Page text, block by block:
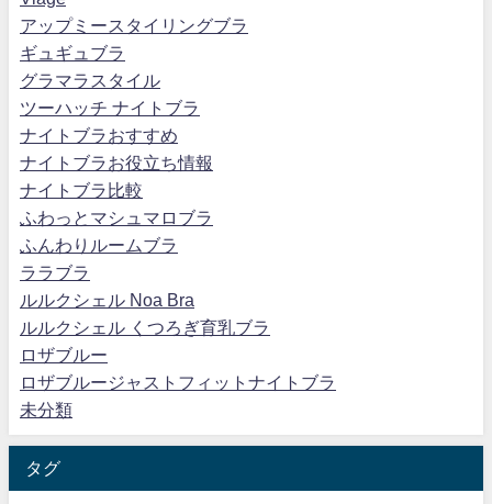
アップミースタイリングブラ
ギュギュブラ
グラマラスタイル
ツーハッチ ナイトブラ
ナイトブラおすすめ
ナイトブラお役立ち情報
ナイトブラ比較
ふわっとマシュマロブラ
ふんわりルームブラ
ララブラ
ルルクシェル Noa Bra
ルルクシェル くつろぎ育乳ブラ
ロザブルー
ロザブルージャストフィットナイトブラ
未分類
タグ